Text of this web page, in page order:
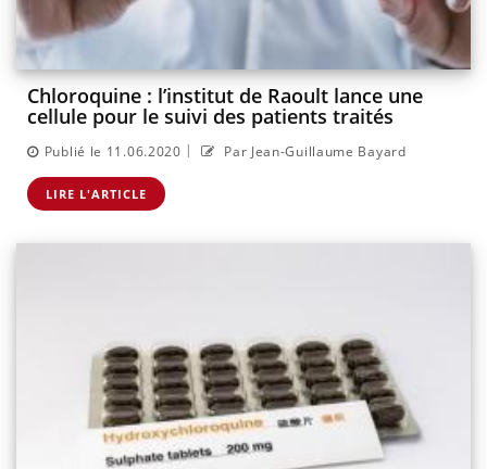
Chloroquine : l’institut de Raoult lance une
cellule pour le suivi des patients traités
Publié le 11.06.2020 | Par Jean-Guillaume Bayard
LIRE L'ARTICLE